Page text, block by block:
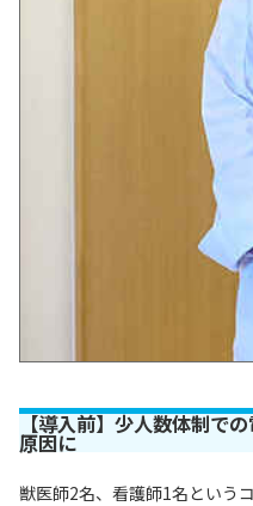
【導入前】少人数体制で
原因に
獣医師2名、看護師1名という